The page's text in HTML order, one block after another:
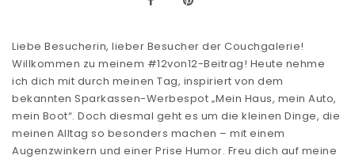
Liebe Besucherin, lieber Besucher der Couchgalerie!
Willkommen zu meinem #12von12-Beitrag! Heute nehme
ich dich mit durch meinen Tag, inspiriert von dem
bekannten Sparkassen-Werbespot „Mein Haus, mein Auto,
mein Boot“. Doch diesmal geht es um die kleinen Dinge, die
meinen Alltag so besonders machen – mit einem
Augenzwinkern und einer Prise Humor. Freu dich auf meine